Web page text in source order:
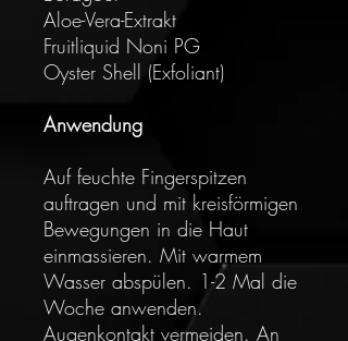
Aloe-Vera-Extrakt
Fruitliquid Noni PG
Oyster Shell (Exfoliant)
Anwendung
Auf feuchte Fingerspitzen
auftragen und mit kreisförmigen
Bewegungen in die Haut
einmassieren. Mit warmem
Wasser abspülen. 1-2 Mal die
Woche anwenden.
Augenkontakt vermeiden. An